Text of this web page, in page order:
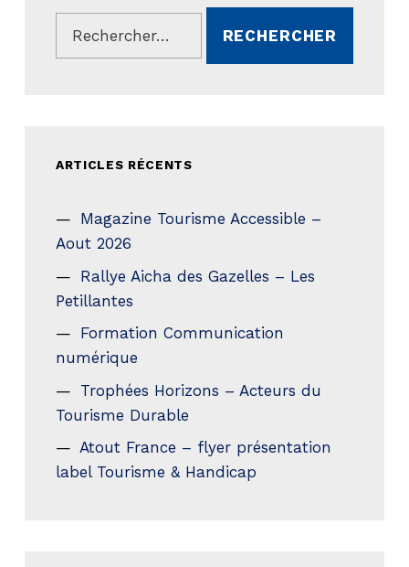
Rechercher :
ARTICLES RÉCENTS
Magazine Tourisme Accessible –
Aout 2026
Rallye Aicha des Gazelles – Les
Petillantes
Formation Communication
numérique
Trophées Horizons – Acteurs du
Tourisme Durable
Atout France – flyer présentation
label Tourisme & Handicap